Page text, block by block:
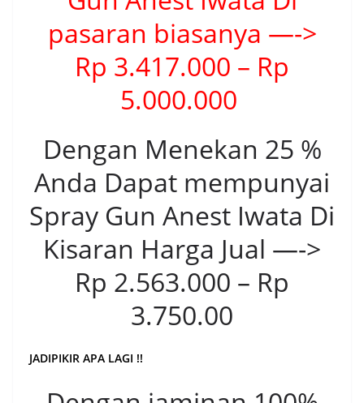
pasaran biasanya —->
Rp 3.417.000 – Rp
5.000.000
Dengan Menekan 25 %
Anda Dapat mempunyai
Spray Gun Anest Iwata Di
Kisaran Harga Jual —->
Rp 2.563.000 – Rp
3.750.00
JADIPIKIR APA LAGI !!